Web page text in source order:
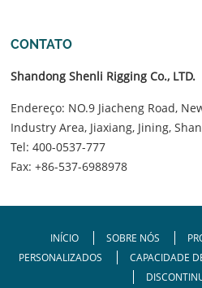
CONTATO
Shandong Shenli Rigging Co., LTD.
Endereço: NO.9 Jiacheng Road,
Industry Area, Jiaxiang, Jining,
Tel:400-0537-777
Fax: +86-537-6988978
INÍCIO SOBRE NÓS
PERSONALIZADOS
CAPACIDADE